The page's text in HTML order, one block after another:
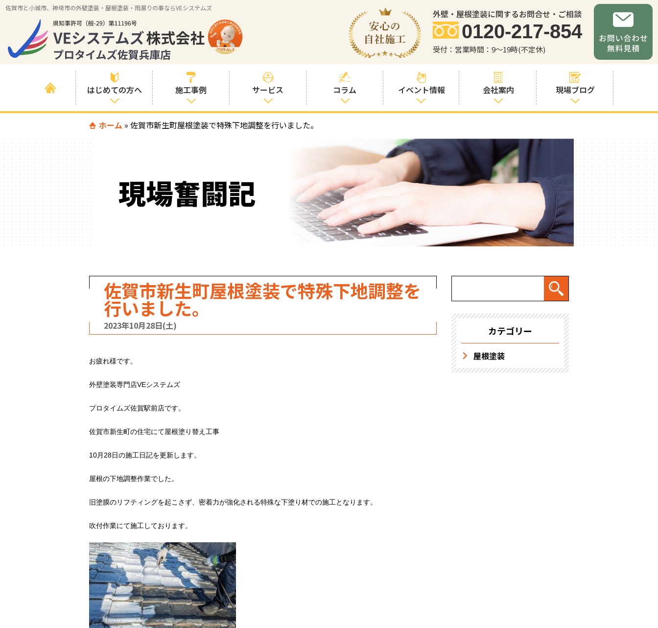
佐賀市と小城市、神埼市の外壁塗装・屋根塗装・雨漏りの事ならVEシステムズ
外壁・屋根塗装に関するお問合せ・ご相談
0120-217-854
受付：営業時間：9～19時(不定休)
はじめての方へ
はじめて外壁塗
いる方へ
喜んでいただけ
る３つの理由
施工事例
すべての事例
例
色の事例
サービス
塗装プランと価
お客様との交流
を大切に
見積書の見方
コラム
塗装コラム
塗料コラム
イベント情報 会社案内
職人・スタッフ
紹介
お問い合わせか
らの流れ
求人情報
現場ブログ
ホーム » 佐賀市新生町屋根塗装で特殊下地調整を行いました。
現場奮闘記
佐賀市新生町屋根塗装で特殊下地調整を
行いました。
2023年10月28日(土)
お疲れ様です。
外壁塗装専門店VEシステムズ
プロタイムズ佐賀駅前店です。
佐賀市新生町の住宅にて屋根塗り替え工事
10月28日の施工日記を更新します。
屋根の下地調整作業でした。
旧塗膜のリフティングを起こさず、密着力が強化される特殊な下塗り材での施工となります。
吹付作業にて施工しております。
カテゴリー
屋根塗装